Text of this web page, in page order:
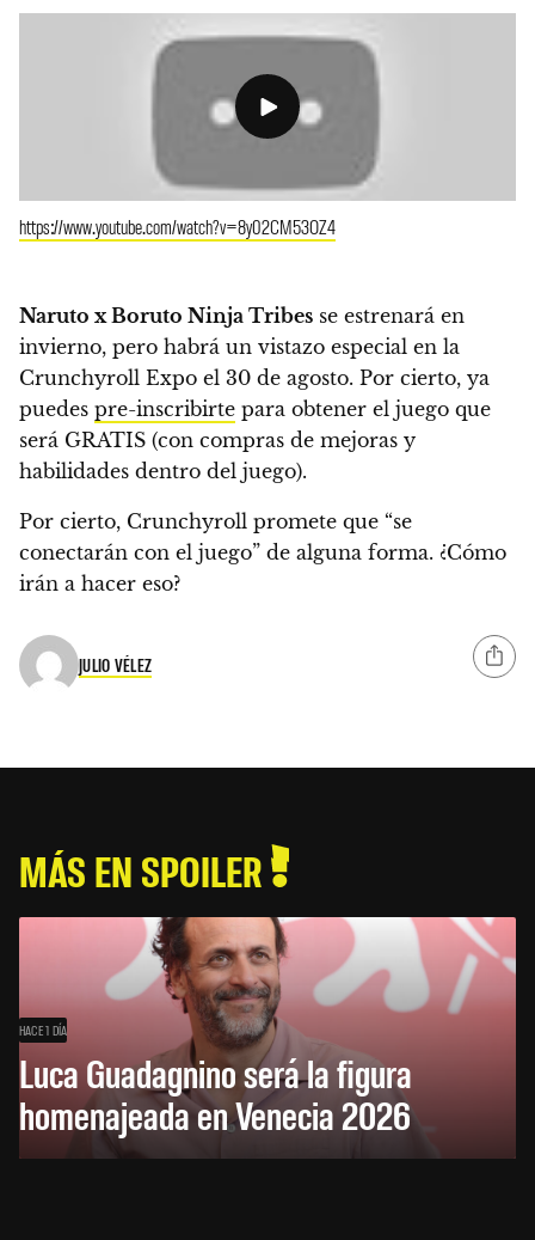
https://www.youtube.com/watch?v=8y02CM53OZ4
Naruto x Boruto Ninja Tribes se estrenará en
invierno, pero habrá un vistazo especial en la
Crunchyroll Expo el 30 de agosto. Por cierto, ya
puedes pre-inscribirte para obtener el juego que
será GRATIS (con compras de mejoras y
habilidades dentro del juego).
Por cierto, Crunchyroll promete que “se
conectarán con el juego” de alguna forma. ¿Cómo
irán a hacer eso?
JULIO VÉLEZ
MÁS EN SPOILER
HACE 1 DÍA
Luca Guadagnino será la figura
homenajeada en Venecia 2026